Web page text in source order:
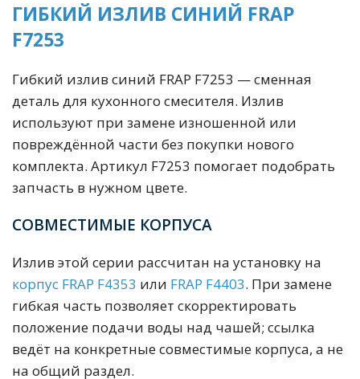
ГИБКИЙ ИЗЛИВ СИНИЙ FRAP
F7253
Гибкий излив синий FRAP F7253 — сменная
деталь для кухонного смесителя. Излив
используют при замене изношенной или
повреждённой части без покупки нового
комплекта. Артикул F7253 помогает подобрать
запчасть в нужном цвете.
СОВМЕСТИМЫЕ КОРПУСА
Излив этой серии рассчитан на установку на
корпус FRAP F4353 или FRAP F4403. При замене
гибкая часть позволяет скорректировать
положение подачи воды над чашей; ссылка
ведёт на конкретные совместимые корпуса, а не
на общий раздел.